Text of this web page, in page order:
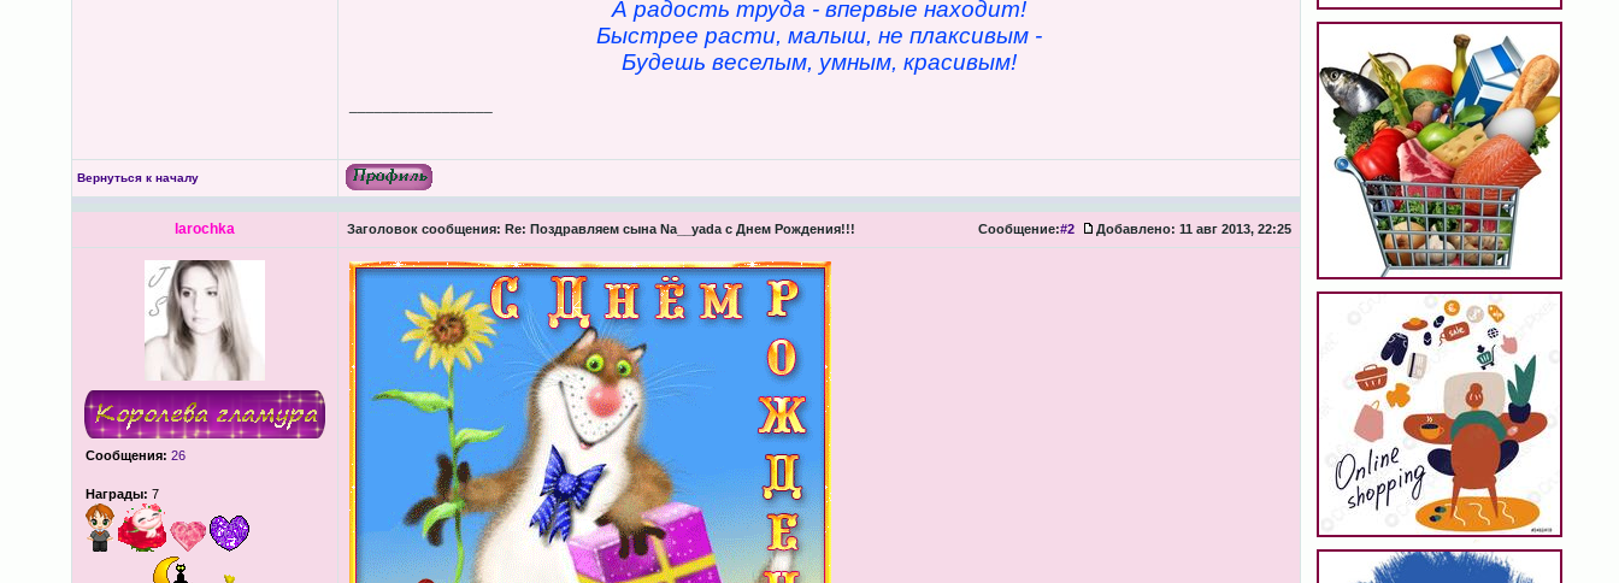
А радость труда - впервые находит!
Быстрее расти, малыш, не плаксивым -
Будешь веселым, умным, красивым!
Вернуться к началу
larochka Заголовок сообщения: Re: Поздравляем сына Na__yada с Днем Рождения!!! Сообщение:#2 Добавлено: 11 авг 2013, 22:25
Сообщения: 26
Награды: 7